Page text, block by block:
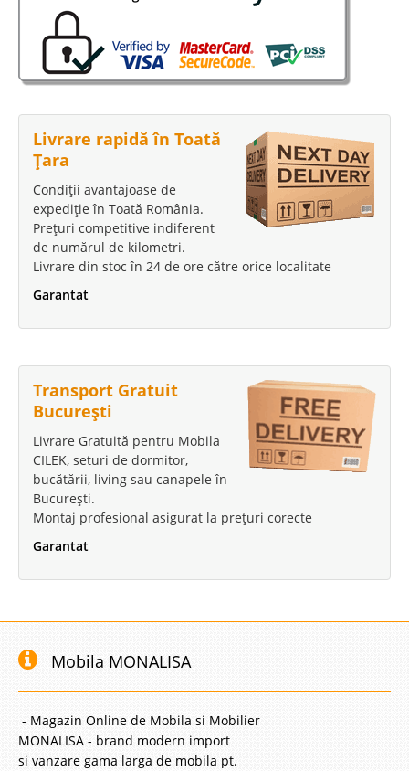
Livrare rapidă în Toată
Țara
Condiții avantajoase de
expediție în Toată România.
Prețuri competitive indiferent
de numărul de kilometri.
Livrare din stoc în 24 de ore către orice localitate
Garantat
Transport Gratuit
București
Livrare Gratuită pentru Mobila
CILEK, seturi de dormitor,
bucătării, living sau canapele în
București.
Montaj profesional asigurat la prețuri corecte
Garantat
Mobila MONALISA
- Magazin Online de Mobila si Mobilier
MONALISA - brand modern import
si vanzare gama larga de mobila pt.